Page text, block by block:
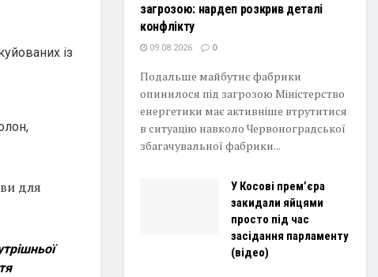
із
для
загрозою: нардеп розкрив деталі
конфлікту
09.08.2026 0
Подальше майбутнє фабрики
опинилося під загрозою Міністерство
енергетики має активніше втрутитися
в ситуацію навколо Червоноградської
збагачувальної фабрики...
У Косові прем’єра
закидали яйцями
просто під час
засідання парламенту
(відео)